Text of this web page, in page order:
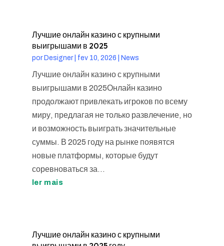
Лучшие онлайн казино с крупными
выигрышами в 2025
por Designer| fev 10, 2026 News
Лучшие онлайн казино с крупными
выигрышами в 2025Онлайн казино
продолжают привлекать игроков по всему
миру, предлагая не только развлечение, но
и возможность выиграть значительные
суммы. В 2025 году на рынке появятся
новые платформы, которые будут
соревноваться за...
ler mais
Лучшие онлайн казино с крупными